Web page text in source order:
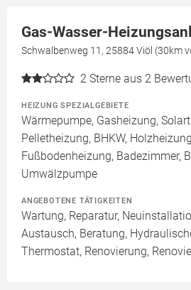
Gas-Wasser-
Schwalbenweg 11, 25884 Viöl (30km
2 Sterne aus 2
HEIZUNG SPEZIALGEBIETE
Wärmepumpe, Gasheizung,
Pelletheizung, BHKW,
Fußbodenheizung, Badezimmer,
Umwälzpumpe
ANGEBOTENE TÄTIGKEITEN
Wartung, Reparatur,
Austausch, Beratung,
Thermostat, Renovierung,